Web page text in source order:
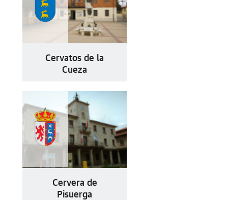
Cervatos de la
Cueza
Cervera de
Pisuerga